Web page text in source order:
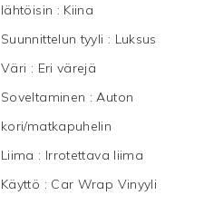
lähtöisin : Kiina
Suunnittelun tyyli : Luksus
Väri : Eri värejä
Soveltaminen :Auton
kori/matkapuhelin
Liima : Irrotettava liima
Käyttö : Car Wrap Vinyyli